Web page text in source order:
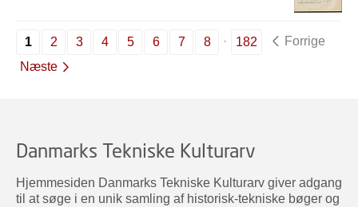
1 2 3 4 5 6 7 8 182
Forrige
Næste
Danmarks Tekniske Kulturarv
Hjemmesiden Danmarks Tekniske Kulturarv giver adgang
til at søge i en unik samling af historisk-tekniske bøger og